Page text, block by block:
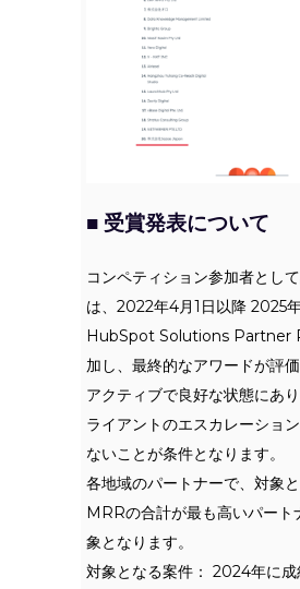
■ 受賞発表について
コンペティション参加者とし
は、2022年4月1日以降 2025
HubSpot Solutions Partner
加し、最終的なアワードが評
アクティブで良好な状態にあ
ライアントのエスカレーショ
ないことが条件となります。
各地域のパートナーで、対象
MRRの合計が最も高いパート
象となります。
対象となる案件： 2024年に成